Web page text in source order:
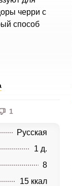
черри с
способ
1
Русская
1 д.
8
15 ккал